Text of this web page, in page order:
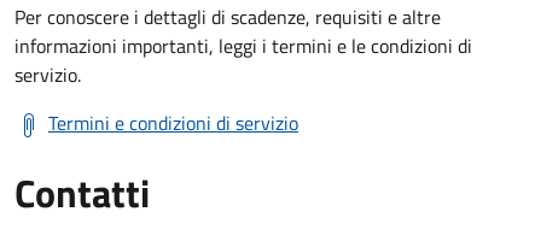
Per conoscere i dettagli di scadenze, requisiti e altre
informazioni importanti, leggi i termini e le condizioni di
servizio.
Termini e condizioni di servizio
Contatti